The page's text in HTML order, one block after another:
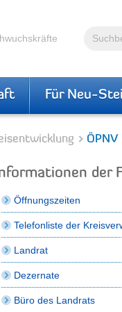
Für Neu-
ÖPNV
der
Öffnungszeiten
Telefonliste der
Landrat
Dezernate
Büro des Landrats